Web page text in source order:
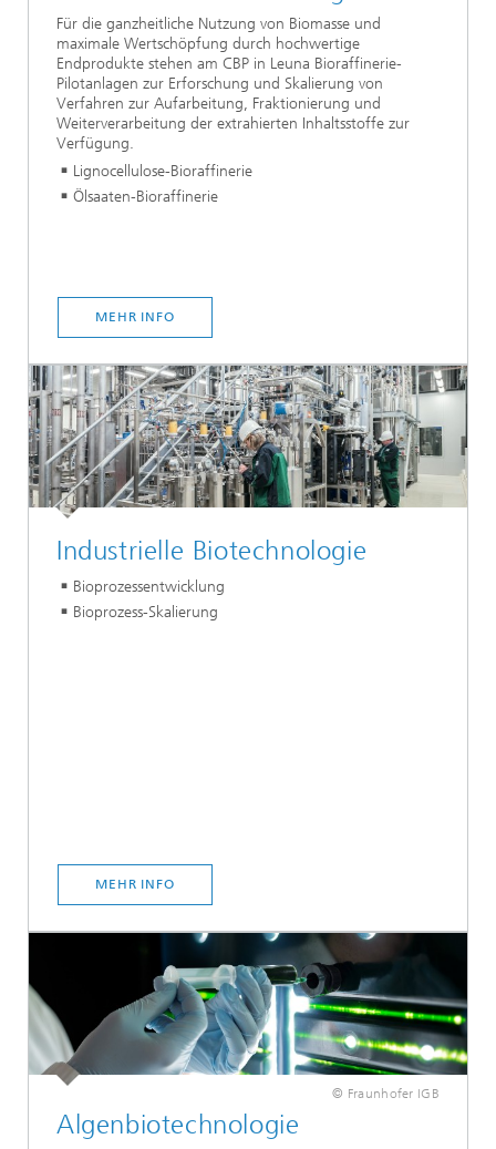
Für die ganzheitliche Nutzung von Biomasse und
maximale Wertschöpfung durch hochwertige
Endprodukte stehen am CBP in Leuna Bioraffinerie-
Pilotanlagen zur Erforschung und Skalierung von
Verfahren zur Aufarbeitung, Fraktionierung und
Weiterverarbeitung der extrahierten Inhaltsstoffe zur
Verfügung.
Lignocellulose-Bioraffinerie
Ölsaaten-Bioraffinerie
MEHR INFO
Industrielle Biotechnologie
Bioprozessentwicklung
Bioprozess-Skalierung
MEHR INFO
© Fraunhofer IGB
Algenbiotechnologie